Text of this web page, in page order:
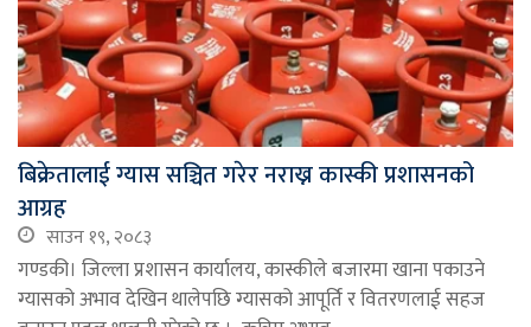
बिक्रेतालाई ग्यास सञ्चित गरेर नराख्न कास्की प्रशासनको
आग्रह
साउन १९, २०८३
गण्डकी। जिल्ला प्रशासन कार्यालय, कास्कीले बजारमा खाना पकाउने
ग्यासको अभाव देखिन थालेपछि ग्यासको आपूर्ति र वितरणलाई सहज